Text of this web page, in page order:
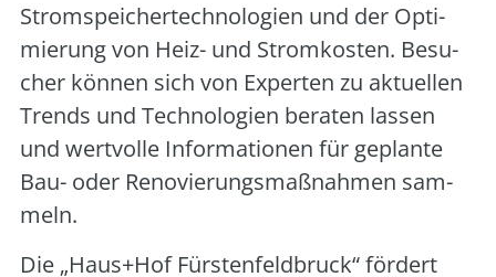
Strom­spei­cher­tech­no­lo­gien und der Opti­
mie­rung von Heiz- und Strom­kos­ten. Besu­
cher kön­nen sich von Exper­ten zu aktu­el­len
Trends und Tech­no­lo­gien bera­ten las­sen
und wert­vol­le Infor­ma­tio­nen für geplan­te
Bau- oder Reno­vie­rungs­maß­nah­men sam­
meln.
Die „Haus+Hof Fürs­ten­feld­bruck“ för­dert